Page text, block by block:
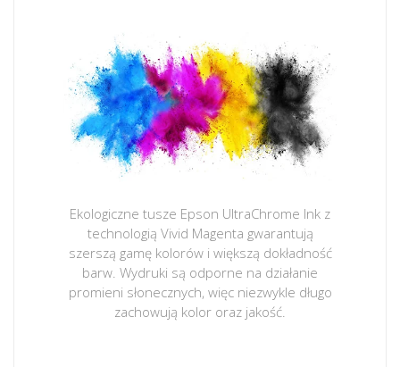
Ekologiczne tusze Epson UltraChrome Ink z
technologią Vivid Magenta gwarantują
szerszą gamę kolorów i większą dokładność
barw. Wydruki są odporne na działanie
promieni słonecznych, więc niezwykle długo
zachowują kolor oraz jakość.